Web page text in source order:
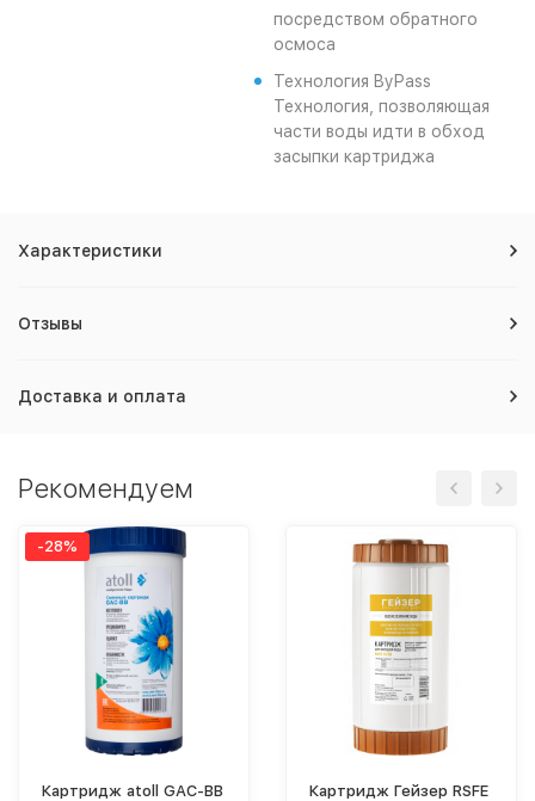
посредством обратного
осмоса
Технология ByPass
Технология, позволяющая
части воды идти в обход
засыпки картриджа
Характеристики
Отзывы
Доставка и оплата
Рекомендуем
-28%
Картридж atoll GAC-BB
Картридж Гейзер RSFE